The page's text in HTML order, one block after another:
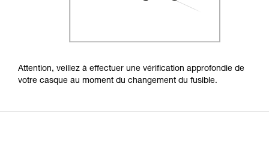
Attention, veillez à effectuer une vérification approfondie de
votre casque au moment du changement du fusible.